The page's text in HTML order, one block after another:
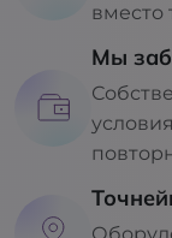
вместо
Мы